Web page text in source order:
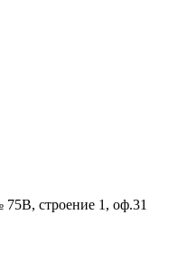
строение 1, оф.31